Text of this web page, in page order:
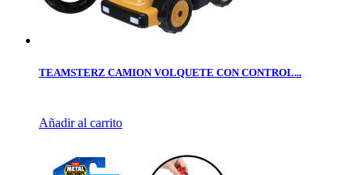
TEAMSTERZ CAMION VOLQUETE CON CONTROL...
Añadir al carrito